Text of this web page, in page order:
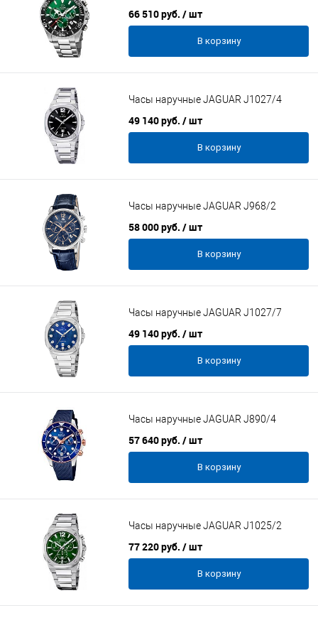
66 510 руб. / шт
В корзину
Часы наручные JAGUAR J1027/4
49 140 руб. / шт
В корзину
Часы наручные JAGUAR J968/2
58 000 руб. / шт
В корзину
Часы наручные JAGUAR J1027/7
49 140 руб. / шт
В корзину
Часы наручные JAGUAR J890/4
57 640 руб. / шт
В корзину
Часы наручные JAGUAR J1025/2
77 220 руб. / шт
В корзину